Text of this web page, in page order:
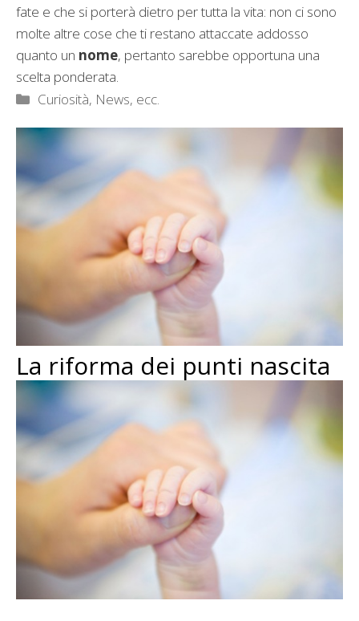
fate e che si porterà dietro per tutta la vita: non ci sono
molte altre cose che ti restano attaccate addosso
quanto un nome, pertanto sarebbe opportuna una
scelta ponderata.
Categorie
Curiosità, News, ecc.
La riforma dei punti nascita